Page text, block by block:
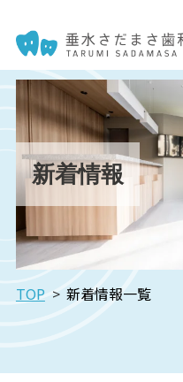
新着情報
TOP 新着情報一覧